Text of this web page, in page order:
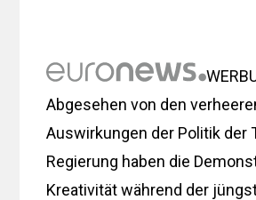
Abgesehen von den
Auswirkungen der Politik der
Regierung haben die
Kreativität während der